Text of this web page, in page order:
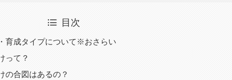
目次
育成タイプについて※おさらい
って？
の合図はあるの？